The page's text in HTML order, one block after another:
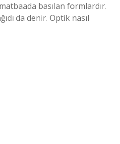
basılan formlardır.
da denir. Optik nasıl